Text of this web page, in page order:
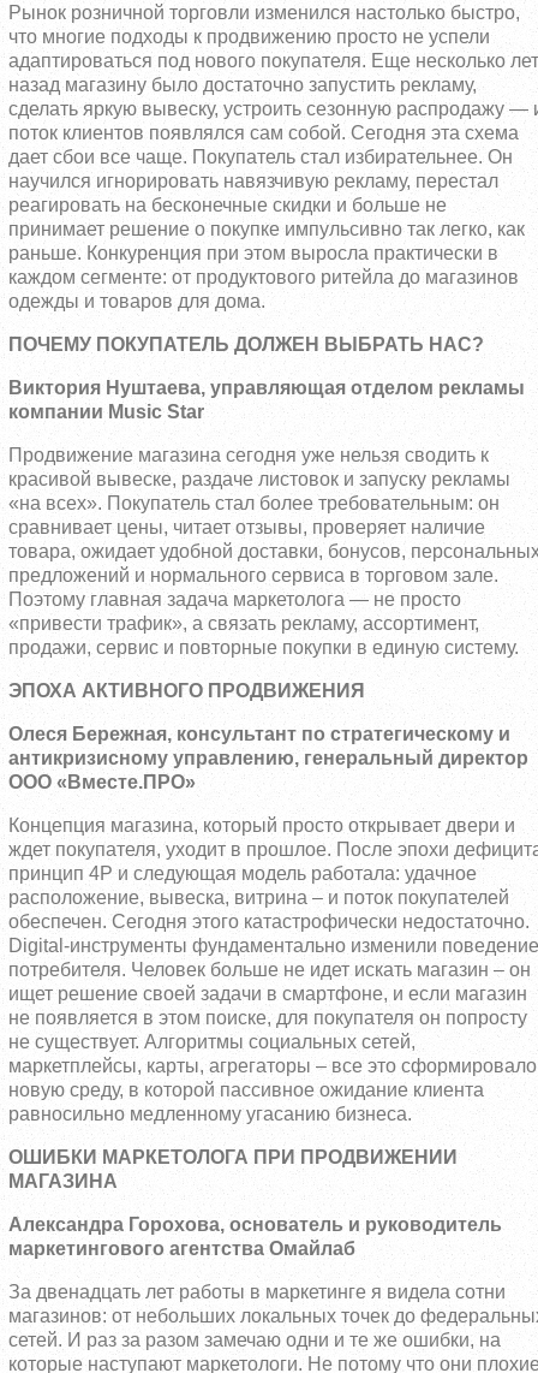
Рынок розничной торговли изменился настолько быстро,
что многие подходы к продвижению просто не успели
адаптироваться под нового покупателя. Еще несколько лет
назад магазину было достаточно запустить рекламу,
сделать яркую вывеску, устроить сезонную распродажу —
поток клиентов появлялся сам собой. Сегодня эта схема
дает сбои все чаще. Покупатель стал избирательнее. Он
научился игнорировать навязчивую рекламу, перестал
реагировать на бесконечные скидки и больше не
принимает решение о покупке импульсивно так легко, как
раньше. Конкуренция при этом выросла практически в
каждом сегменте: от продуктового ритейла до магазинов
одежды и товаров для дома.
ПОЧЕМУ ПОКУПАТЕЛЬ ДОЛЖЕН ВЫБРАТЬ НАС?
Виктория Нуштаева, управляющая отделом рекламы
компании Music Star
Продвижение магазина сегодня уже нельзя сводить к
красивой вывеске, раздаче листовок и запуску рекламы
«на всех». Покупатель стал более требовательным: он
сравнивает цены, читает отзывы, проверяет наличие
товара, ожидает удобной доставки, бонусов,
предложений и нормального сервиса в торговом зале.
Поэтому главная задача маркетолога — не просто
«привести трафик», а связать рекламу, ассортимент,
продажи, сервис и повторные покупки в единую систему.
ЭПОХА АКТИВНОГО ПРОДВИЖЕНИЯ
Олеся Бережная, консультант по стратегическому и
антикризисному управлению, генеральный директор
ООО «Вместе.ПРО»
Концепция магазина, который просто открывает двери и
ждет покупателя, уходит в прошлое. После эпохи
принцип 4Р и следующая модель работала: удачное
расположение, вывеска, витрина – и поток покупателей
обеспечен. Сегодня этого катастрофически недостаточно.
Digital-инструменты фундаментально изменили поведение
потребителя. Человек больше не идет искать магазин – он
ищет решение своей задачи в смартфоне, и если магазин
не появляется в этом поиске, для покупателя он попросту
не существует. Алгоритмы социальных сетей,
маркетплейсы, карты, агрегаторы – все это сформировало
новую среду, в которой пассивное ожидание клиента
равносильно медленному угасанию бизнеса.
ОШИБКИ МАРКЕТОЛОГА ПРИ ПРОДВИЖЕНИИ
МАГАЗИНА
Александра Горохова, основатель и руководитель
маркетингового агентства Омайлаб
За двенадцать лет работы в маркетинге я видела сотни
магазинов: от небольших локальных точек до
сетей. И раз за разом замечаю одни и те же ошибки, на
которые наступают маркетологи. Не потому что они